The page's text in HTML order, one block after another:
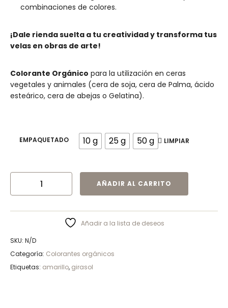
combinaciones de colores.
¡Dale rienda suelta a tu creatividad y transforma tus
velas en obras de arte!
Colorante Orgánico para la utilización en ceras
vegetales y animales (cera de soja, cera de Palma, ácido
esteárico, cera de abejas o Gelatina).
EMPAQUETADO 10 g 25 g 50 g LIMPIAR
AÑADIR AL CARRITO
Añadir a la lista de deseos
SKU: N/D
Categoría: Colorantes orgánicos
Etiquetas: amarillo, girasol